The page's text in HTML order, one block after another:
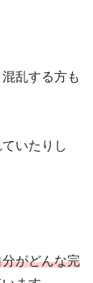
乱する方も
いたりし
がどんな完